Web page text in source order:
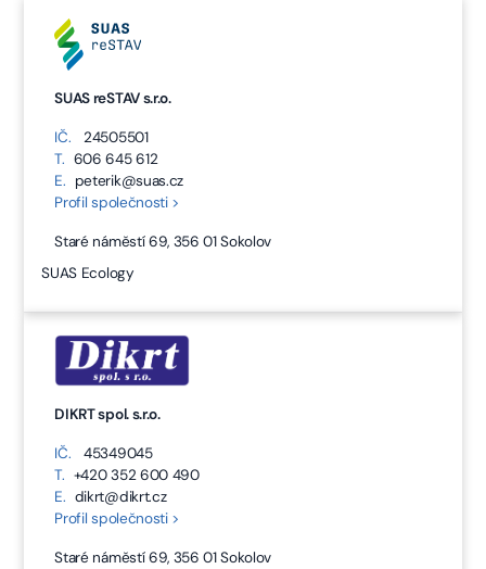
SUAS reSTAV s.r.o.
IČ.
24505501
T. 606 645 612
E. peterik@suas.cz
Profil společnosti >
Staré náměstí 69, 356 01 Sokolov
SUAS Ecology
DIKRT spol. s.r.o.
IČ.
45349045
T. +420 352 600 490
E. dikrt@dikrt.cz
Profil společnosti >
Staré náměstí 69, 356 01 Sokolov